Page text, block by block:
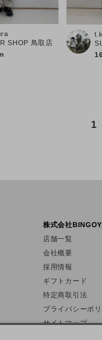
SHOP 鳥取店
1
株式会社
店舗一覧
会社概要
採用情報
ギフトカード
特定商取引法
プライバシーポ
サイトマップ